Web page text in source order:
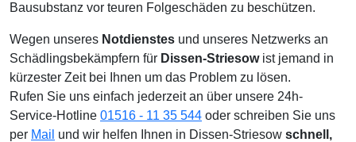
Bausubstanz vor teuren Folgeschäden zu beschützen.
Wegen unseres Notdienstes und unseres Netzwerks an
Schädlingsbekämpfern für Dissen-Striesowist jemand in
kürzester Zeit bei Ihnen um das Problem zu lösen.
Rufen Sie uns einfach jederzeit an über unsere 24h-
Service-Hotline 01516 - 11 35 544 oder schreiben Sie uns
per Mail und wir helfen Ihnen in Dissen-Striesow schnell,